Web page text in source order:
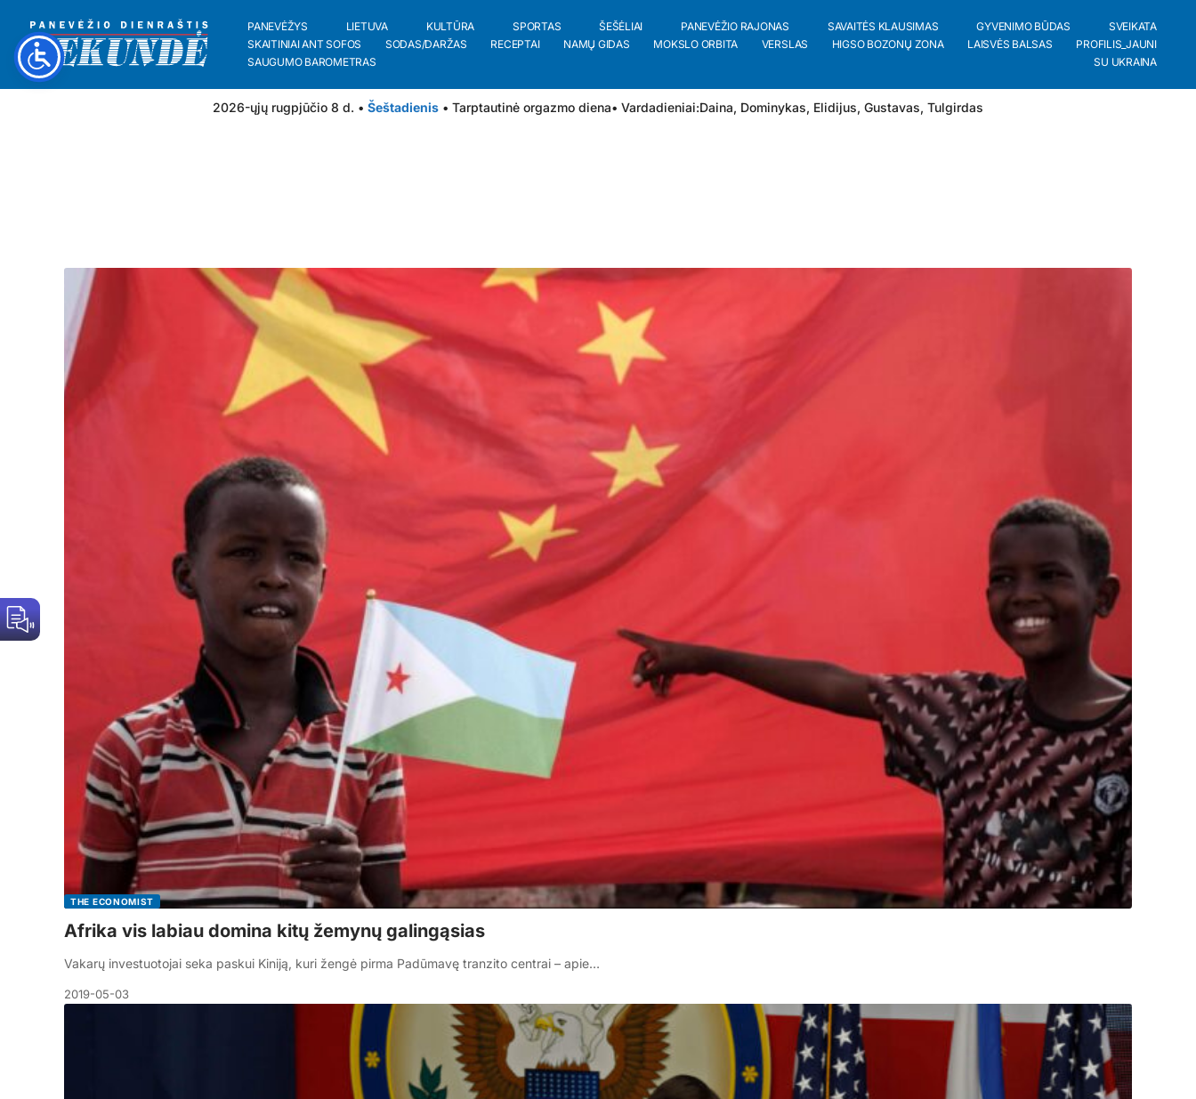
PANEVĖŽYS LIETUVA KULTŪRA SPORTAS ŠEŠĖLIAI PANEVĖŽIO RAJONAS SAVAITĖS KLAUSIMAS GYVENIMO BŪDAS
SVEIKATA
SKAITINIAI ANT SOFOS
SODAS/DARŽAS RECEPTAI NAMŲ GIDAS MOKSLO ORBITA VERSLAS HIGSO BOZONŲ ZONA LAISVĖS BALSAS
PROFILIS_JAUNI
SAUGUMO BAROMETRAS
SU UKRAINA
2026-ųjų rugpjūčio 8 d. • Šeštadienis • Tarptautinė orgazmo diena• Vardadieniai:Daina, Dominykas, Elidijus, Gustavas, Tulgirdas
THE ECONOMIST
Afrika vis labiau domina kitų žemynų galingąsias
Vakarų investuotojai seka paskui Kiniją, kuri žengė pirma Padūmavę tranzito centrai – apie…
2019-05-03